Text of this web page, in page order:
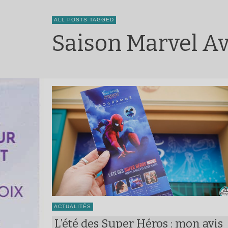
ALL POSTS TAGGED
Saison Marvel
ACTUALITÉS
L’été des Super Héros : mon avis